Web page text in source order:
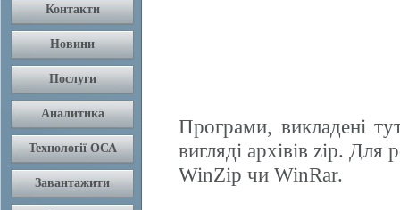
Програми, викладені
вигляді архівів zip. Для
WinZip чи WinRar.